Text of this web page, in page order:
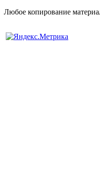
Любое копирование